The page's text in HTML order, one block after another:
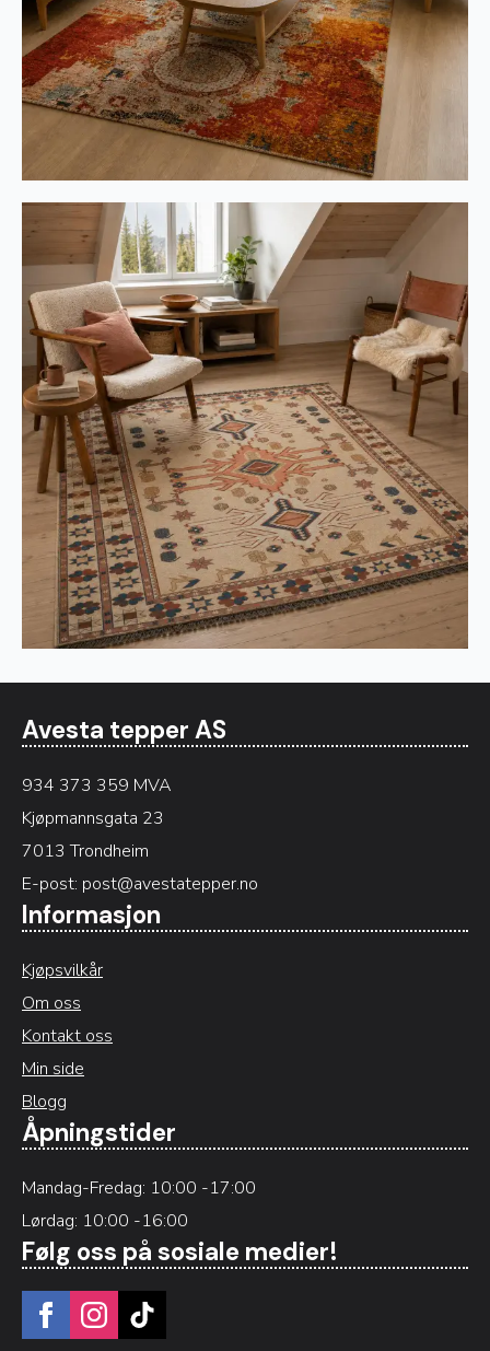
Avesta tepper AS
934 373 359 MVA
Kjøpmannsgata 23
7013 Trondheim
E-post: post@avestatepper.no
Informasjon
Kjøpsvilkår
Om oss
Kontakt oss
Min side
Blogg
Åpningstider
Mandag-Fredag: 10:00 -17:00
Lørdag: 10:00 -16:00
Følg oss på sosiale medier!